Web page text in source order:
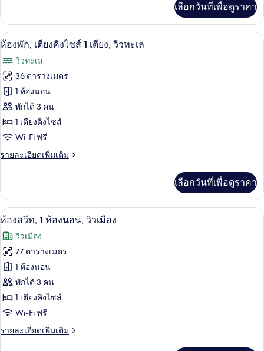
1
เตียง,
วิว
เมือง
เกี่ยว
กับ
ห้อง
เตียง
คิง
ไซส์
เตียง,
วิว
เมือง
เลือกวันที่เพื่อดูราคา
เปิด
ภาพถ่าย
ทั้งหมด
ของ
ห้อง
พัก,
เตียง
คิง
1
เตียง,
วิว
ทะเล
เครื่องนอนระดับพรีเมียม, เตียงพร้อม
7
ห้องพัก, เตียงคิงไซส์ 1 เตียง, วิวทะเล
วิวทะเล
36 ตารางเมตร
1 ห้องนอน
พักได้ 3 คน
1 เตียงคิงไซส์
Wi-Fi ฟรี
รายละเอียดเพิ่มเติม
ราย
เกี่ยว
กับ
ห้อง
เตียง
คิง
ไซส์
เตียง,
วิว
ทะเล
เลือกวันที่เพื่อดูราคา
เปิด
ภาพถ่าย
ทั้งหมด
ของ
ห้อง
สวีท,
1
ห้อง
ห้องสวีท, 1 ห้องนอน, วิวเมือง | เครื่อ
5
ห้องสวีท, 1 ห้องนอน, วิวเมือง
วิวเมือง
77 ตารางเมตร
1 ห้องนอน
พักได้ 3 คน
1 เตียงคิงไซส์
Wi-Fi ฟรี
รายละเอียดเพิ่มเติม
ราย